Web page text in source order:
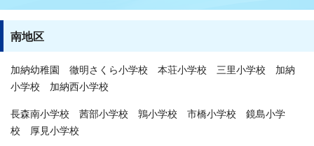
南地区
加納幼稚園 徹明さくら小学校 本荘小学校 三里小学校 加納
小学校 加納西小学校
長森南小学校 茜部小学校 鶉小学校 市橋小学校 鏡島小学
校 厚見小学校